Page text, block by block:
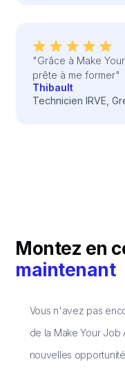
"Grâce à Make
prête à me former"
Thibault
Technicien IRVE,
Montez en
maintenant
Vous n'avez pas
de la Make Your
nouvelles